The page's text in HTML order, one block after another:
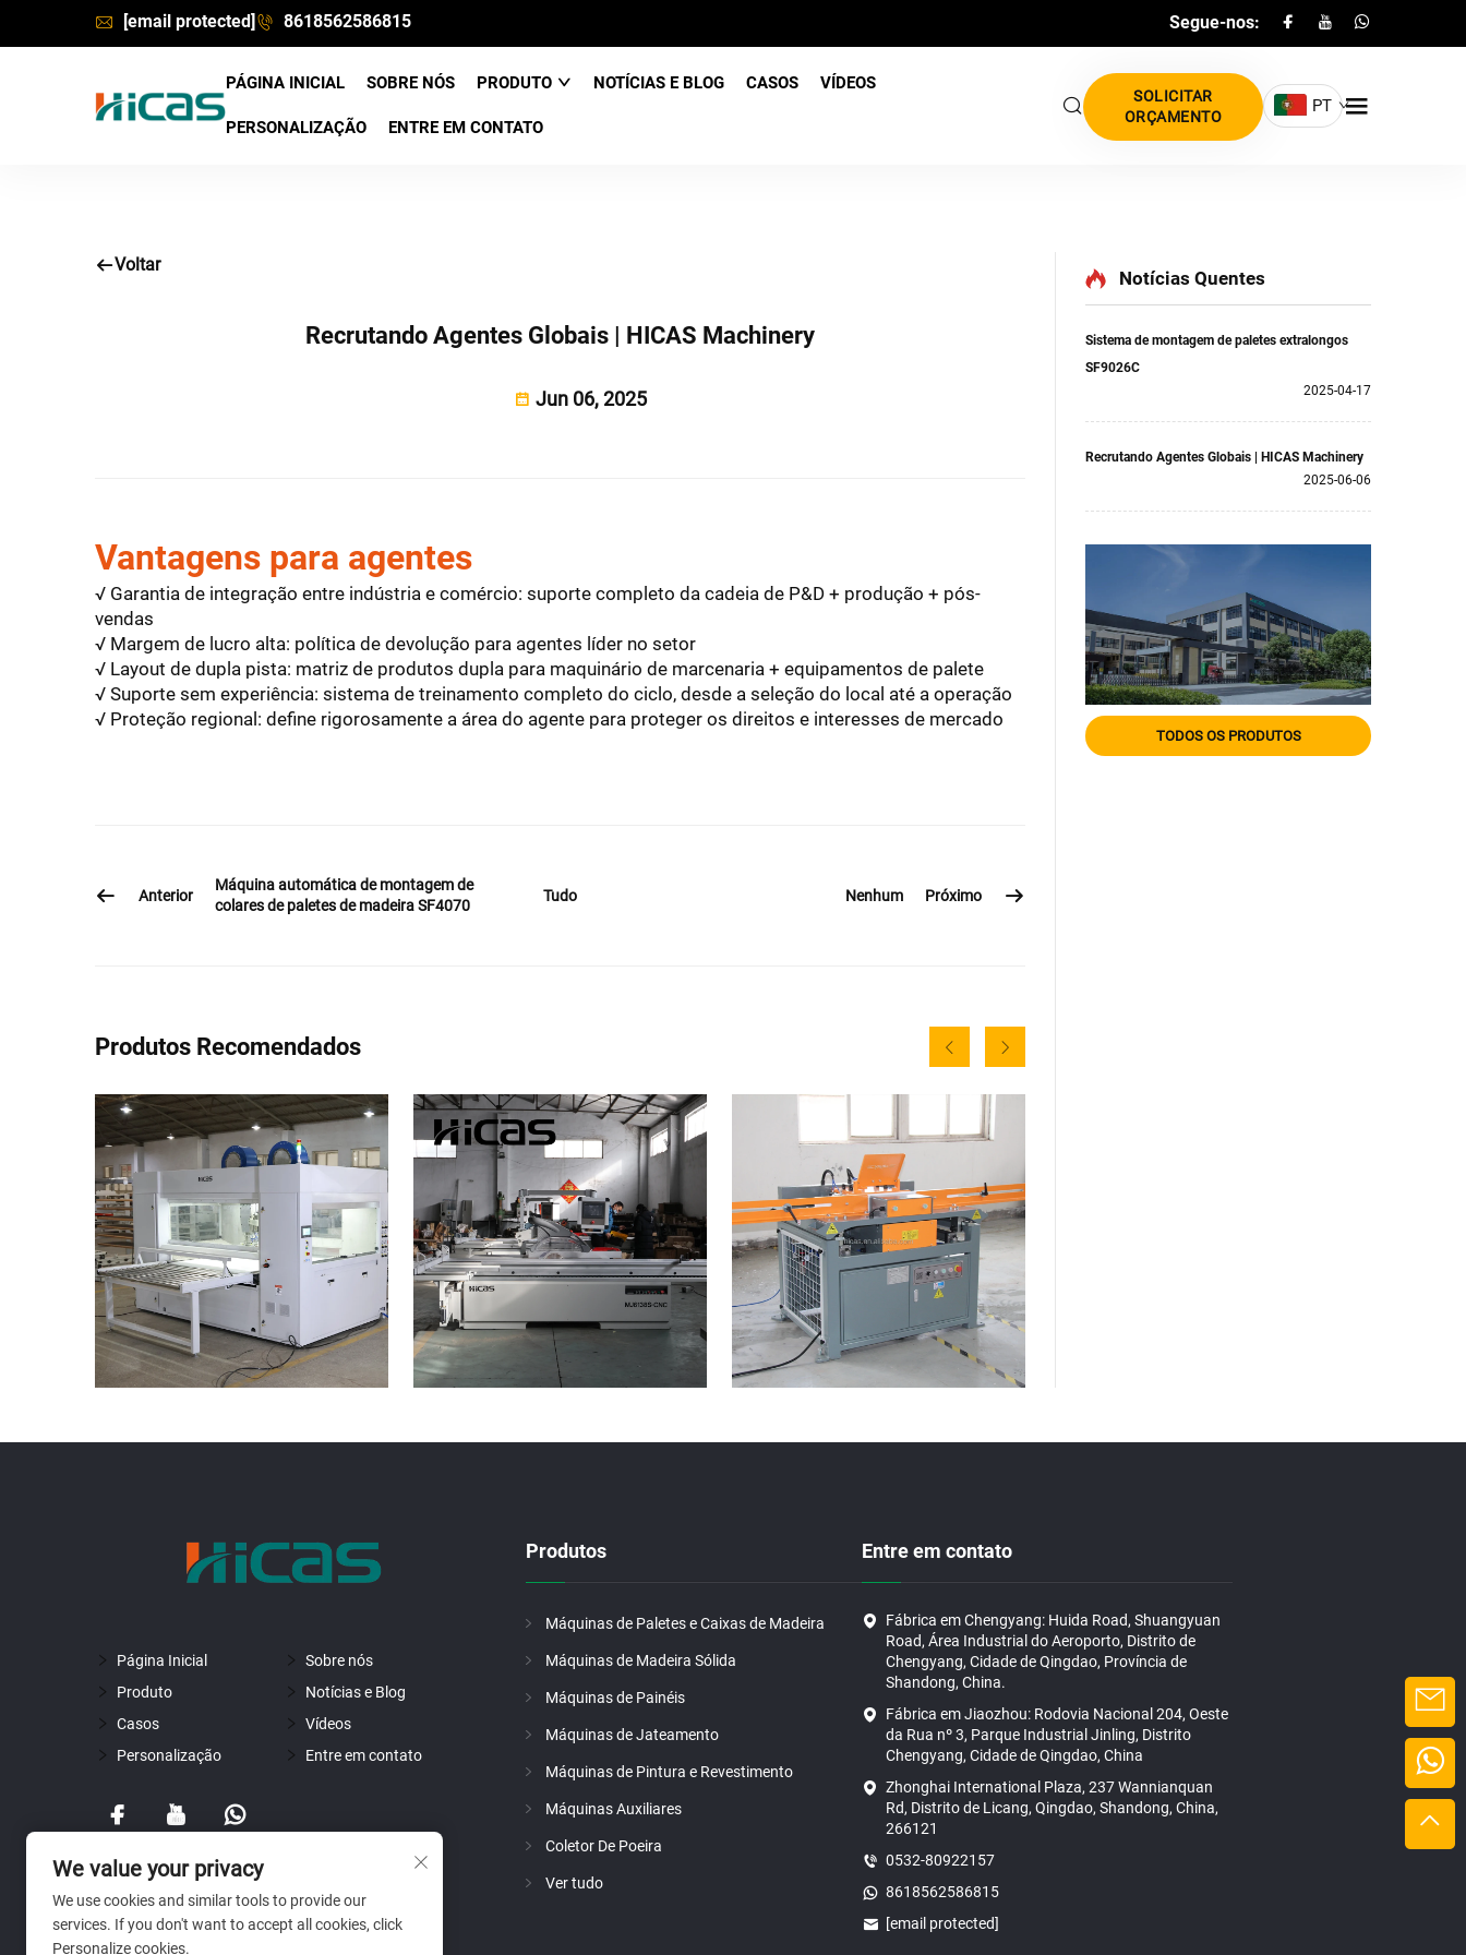
[email protected] 8618562586815 Segue-nos:
PÁGINA INICIAL SOBRE NÓS PRODUTO NOTÍCIAS E BLOG CASOS VÍDEOS
PERSONALIZAÇÃO ENTRE EM CONTATO
SOLICITAR
ORÇAMENTO
PT
Voltar
Recrutando Agentes Globais | HICAS Machinery
Jun 06, 2025
Vantagens para agentes
√ Garantia de integração entre indústria e comércio: suporte completo da cadeia de P&D + produção + pós-
vendas
√ Margem de lucro alta: política de devolução para agentes líder no setor
√ Layout de dupla pista: matriz de produtos dupla para maquinário de marcenaria + equipamentos de palete
√ Suporte sem experiência: sistema de treinamento completo do ciclo, desde a seleção do local até a operação
√ Proteção regional: define rigorosamente a área do agente para proteger os direitos e interesses de mercado
Anterior
Máquina automática de montagem de
colares de paletes de madeira SF4070
Tudo Nenhum Próximo
Produtos Recomendados
Notícias Quentes
Sistema de montagem de paletes extralongos
SF9026C
2025-04-17
Recrutando Agentes Globais | HICAS Machinery
2025-06-06
TODOS OS PRODUTOS
Página Inicial
Sobre nós
Produto
Notícias e Blog
Casos
Vídeos
Personalização
Entre em contato
Produtos
Máquinas de Paletes e Caixas de Madeira
Máquinas de Madeira Sólida
Máquinas de Painéis
Máquinas de Jateamento
Máquinas de Pintura e Revestimento
Máquinas Auxiliares
Coletor De Poeira
Ver tudo
Entre em contato
Fábrica em Chengyang: Huida Road, Shuangyuan
Road, Área Industrial do Aeroporto, Distrito de
Chengyang, Cidade de Qingdao, Província de
Shandong, China.
Fábrica em Jiaozhou: Rodovia Nacional 204, Oeste
da Rua nº 3, Parque Industrial Jinling, Distrito
Chengyang, Cidade de Qingdao, China
Zhonghai International Plaza, 237 Wannianquan
Rd, Distrito de Licang, Qingdao, Shandong, China,
266121
0532-80922157
8618562586815
[email protected]
We value your privacy
We use cookies and similar tools to provide our
services. If you don't want to accept all cookies, click
Personalize cookies.